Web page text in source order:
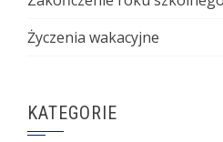
Życzenia wakacyjne
KATEGORIE